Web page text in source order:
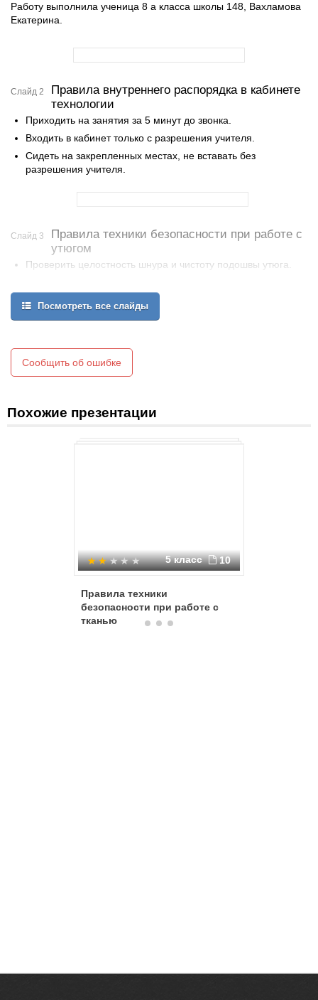
Работу выполнила ученица 8 а класса школы 148, Вахламова
Екатерина.
Слайд 2
Правила внутреннего распорядка в кабинете
технологии
Приходить на занятия за 5 минут до звонка.
Входить в кабинет только с разрешения учителя.
Сидеть на закрепленных местах, не вставать без
разрешения учителя.
Слайд 3
Правила техники безопасности при работе с
утюгом
Проверить целостность шнура и чистоту подошвы утюга.
Включать и выключать утюг сухими руками, берясь за корпус
вилки, а не за шнур.
Посмотреть все слайды
Сообщить об ошибке
Похожие презентации
5 класс 10
Правила техники
безопасности при работе с
тканью